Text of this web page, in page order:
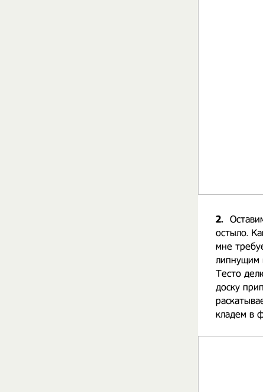
2.
остыло.
мне
липнущим
Тесто
доску
кладем в